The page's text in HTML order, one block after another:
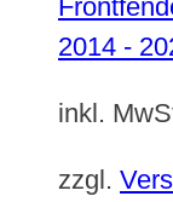
2014 -
inkl.
zzgl.